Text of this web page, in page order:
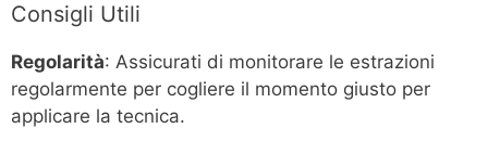
Consigli Utili
Regolarità: Assicurati di monitorare le estrazioni
regolarmente per cogliere il momento giusto per
applicare la tecnica.